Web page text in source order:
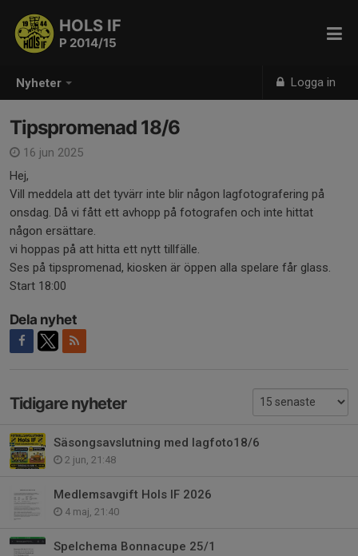
Nyheter Logga in
HOLS IF
P 2014/15
Tipspromenad 18/6
16 jun 2025
Hej,
Vill meddela att det tyvärr inte blir någon lagfotografering på
onsdag. Då vi fått ett avhopp på fotografen och inte hittat
någon ersättare.
vi hoppas på att hitta ett nytt tillfälle.
Ses på tipspromenad, kiosken är öppen alla spelare får glass.
Start 18:00
Dela nyhet
Tidigare nyheter
Säsongsavslutning med lagfoto18/6
2 jun, 21:48
Medlemsavgift Hols IF 2026
4 maj, 21:40
Spelchema Bonnacupe 25/1